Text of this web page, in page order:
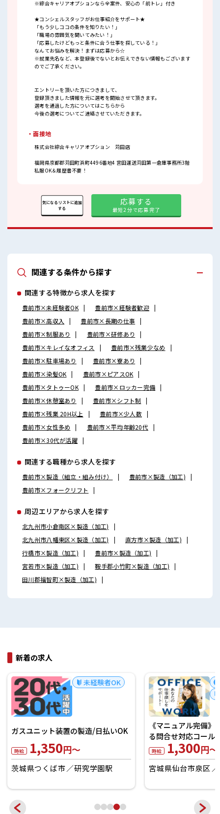
※綜合キャリアオプションなら全案件、安心の「前トレ」付き
★コンシェルスタッフがお仕事紹介をサポート★
「もう少しココの条件を知りたい！」
「職場の雰囲気を聞いてみたい！」
「応募したけどもっと条件に合う仕事を探している！」
なんてお悩みを解決！まずは応募から☆
※就業先名など、本登録後でないとお伝えできない情報もございます
のでご了承ください。
エントリーを頂いた方につきまして、
登録頂きました情報を元に選考を開始させて頂きます。
選考を通過した方についてはこちらから
今後の選考についてご連絡させていただきます。
・面接地
株式会社綜合キャリアオプション 苅田店
福岡県京都郡苅田町浜町4496番地4 宮田運送苅田第一倉庫事務所3階
私服OK＆履歴書不要！
応募する
最短2分で応募完了
気になるリストに追加
する
関連する条件から探す
関連する特徴から求人を探す
豊前市×未経験者OK
豊前市×経験者歓迎
豊前市×高収入
豊前市×長期の仕事
豊前市×制服あり
豊前市×研修あり
豊前市×キレイなオフィス
豊前市×残業少なめ
豊前市×駐車場あり
豊前市×寮あり
豊前市×染髪OK
豊前市×ピアスOK
豊前市×タトゥーOK
豊前市×ロッカー完備
豊前市×休憩室あり
豊前市×シフト制
豊前市×残業 20H以上
豊前市×少人数
豊前市×女性多め
豊前市×平均年齢20代
豊前市×30代が活躍
関連する職種から求人を探す
豊前市×製造（組立・組み付け）
豊前市×製造（加工)
豊前市×フォークリフト
周辺エリアから求人を探す
北九州市小倉南区×製造（加工)
北九州市八幡東区×製造（加工)
直方市×製造（加工)
行橋市×製造（加工)
豊前市×製造（加工)
宮若市×製造（加工)
鞍手郡小竹町×製造（加工)
田川郡福智町×製造（加工)
新着の求人
未経験者OK
ガスユニット装置の製造/日払いOK
時給 1,350円～
茨城県つくば市 研究学園駅
《マニュアル完備》
る問合せ対応コール
時給 1,300円～
宮城県仙台市泉区